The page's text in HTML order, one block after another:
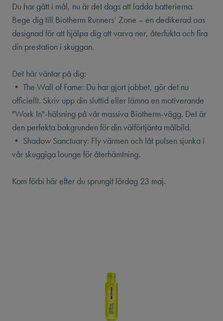
Du har gått i mål, nu är det dags att ladda batterierna.
Bege dig till Biotherm Runners’ Zone – en dedikerad oas
designad för att hjälpa dig att varva ner, återfukta och fira
din prestation i skuggan.
Det här väntar på dig:
• The Wall of Fame: Du har gjort jobbet, gör det nu
officiellt. Skriv upp din sluttid eller lämna en motiverande
"Work In"-hälsning på vår massiva Biotherm-vägg. Det är
den perfekta bakgrunden för din välförtjänta målbild.
• Shadow Sanctuary: Fly värmen och låt pulsen sjunka i
vår skuggiga lounge för återhämtning.
Kom förbi här efter du sprungit lördag 23 maj.